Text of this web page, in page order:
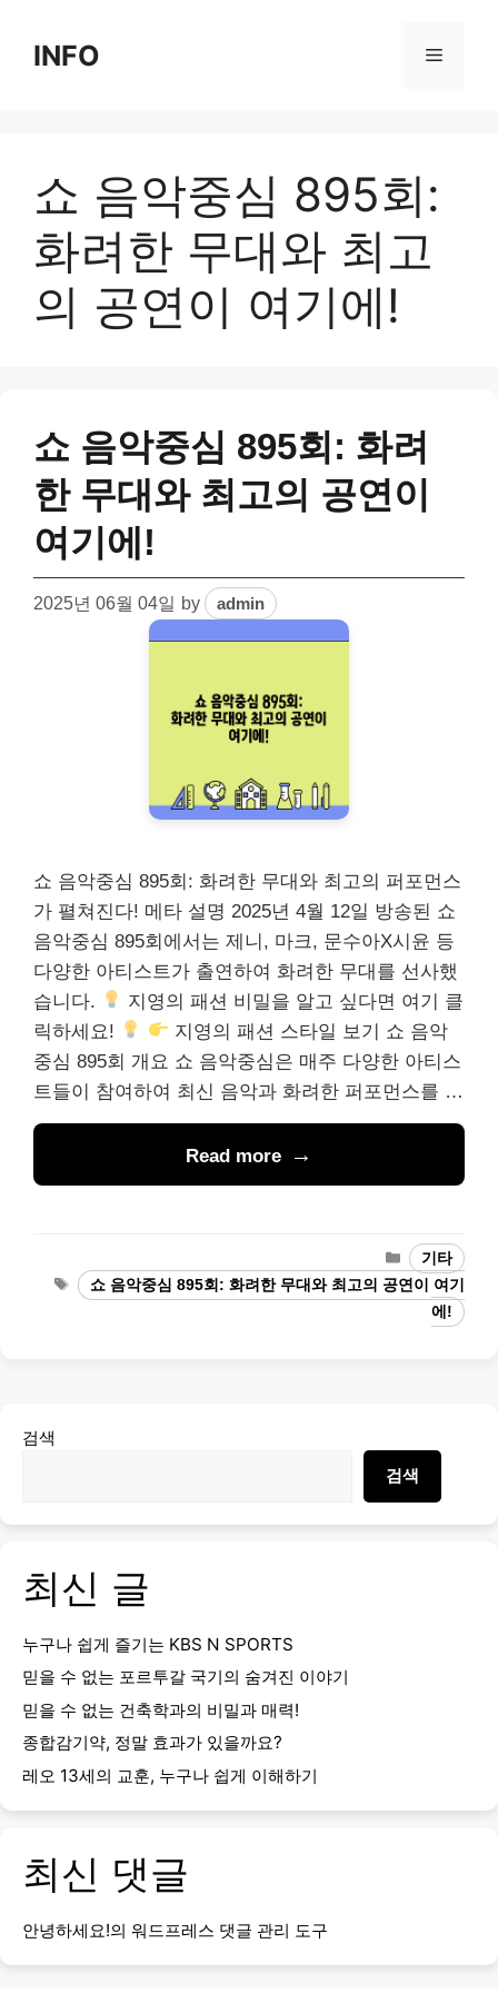
contentINFO Menu
쇼 음악중심 895회:
화려한 무대와 최고
의 공연이 여기에!
쇼 음악중심 895회: 화려
한 무대와 최고의 공연이
여기에!
2025년 06월 04일 by admin
쇼 음악중심 895회: 화려한 무대와 최고의 퍼포먼스
가 펼쳐진다! 메타 설명 2025년 4월 12일 방송된 쇼
음악중심 895회에서는 제니, 마크, 문수아X시윤 등
다양한 아티스트가 출연하여 화려한 무대를 선사했
습니다.
지영의 패션 비밀을 알고 싶다면 여기 클
릭하세요!
지영의 패션 스타일 보기 쇼 음악
중심 895회 개요 쇼 음악중심은 매주 다양한 아티스
트들이 참여하여 최신 음악과 화려한 퍼포먼스를 …
Read more
Categories
기타
Tags쇼 음악중심 895회: 화려한 무대와 최고의 공연이 여기
에!
검색
검색
최신 글
누구나 쉽게 즐기는 KBS N SPORTS
믿을 수 없는 포르투갈 국기의 숨겨진 이야기
믿을 수 없는 건축학과의 비밀과 매력!
종합감기약, 정말 효과가 있을까요?
레오 13세의 교훈, 누구나 쉽게 이해하기
최신 댓글
안녕하세요!의 워드프레스 댓글 관리 도구